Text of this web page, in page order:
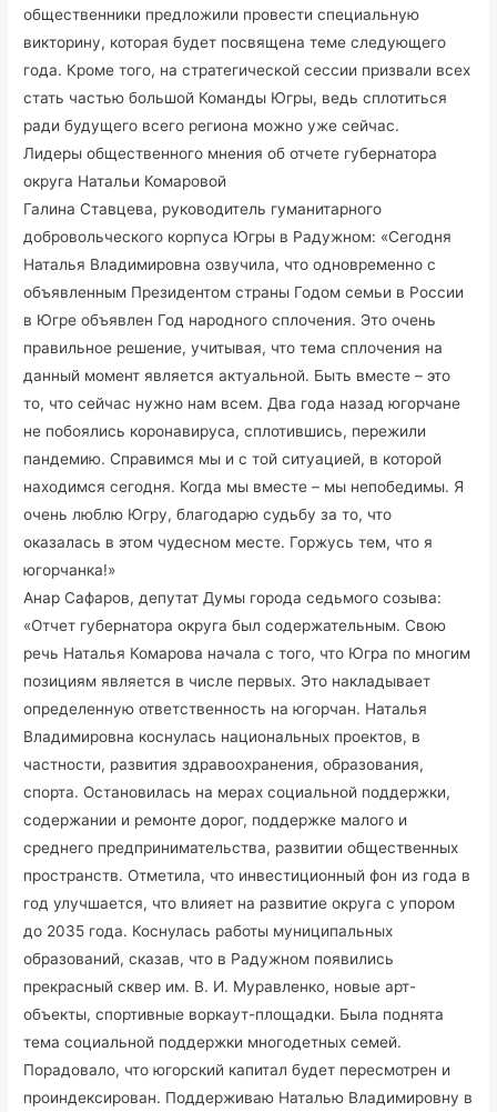
общественники предложили провести специальную
викторину, которая будет посвящена теме следующего
года. Кроме того, на стратегической сессии призвали всех
стать частью большой Команды Югры, ведь сплотиться
ради будущего всего региона можно уже сейчас.
Лидеры общественного мнения об отчете губернатора
округа Натальи Комаровой
Галина Ставцева, руководитель гуманитарного
добровольческого корпуса Югры в Радужном: «Сегодня
Наталья Владимировна озвучила, что одновременно с
объявленным Президентом страны Годом семьи в России
в Югре объявлен Год народного сплочения. Это очень
правильное решение, учитывая, что тема сплочения на
данный момент является актуальной. Быть вместе – это
то, что сейчас нужно нам всем. Два года назад югорчане
не побоялись коронавируса, сплотившись, пережили
пандемию. Справимся мы и с той ситуацией, в которой
находимся сегодня. Когда мы вместе – мы непобедимы. Я
очень люблю Югру, благодарю судьбу за то, что
оказалась в этом чудесном месте. Горжусь тем, что я
югорчанка!»
Анар Сафаров, депутат Думы города седьмого созыва:
«Отчет губернатора округа был содержательным. Свою
речь Наталья Комарова начала с того, что Югра по многим
позициям является в числе первых. Это накладывает
определенную ответственность на югорчан. Наталья
Владимировна коснулась национальных проектов, в
частности, развития здравоохранения, образования,
спорта. Остановилась на мерах социальной поддержки,
содержании и ремонте дорог, поддержке малого и
среднего предпринимательства, развитии общественных
пространств. Отметила, что инвестиционный фон из года в
год улучшается, что влияет на развитие округа с упором
до 2035 года. Коснулась работы муниципальных
образований, сказав, что в Радужном появились
прекрасный сквер им. В. И. Муравленко, новые арт-
объекты, спортивные воркаут-площадки. Была поднята
тема социальной поддержки многодетных семей.
Порадовало, что югорский капитал будет пересмотрен и
проиндексирован. Поддерживаю Наталью Владимировну в